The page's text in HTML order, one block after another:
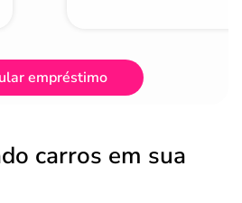
empréstimo
carros em sua